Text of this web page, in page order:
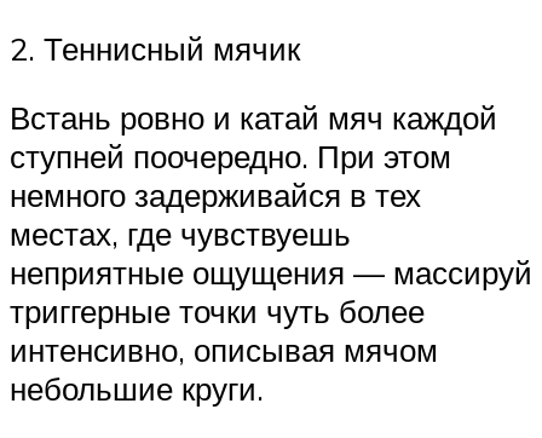
2. Теннисный мячик
Встань ровно и катай мяч каждой
ступней поочередно. При этом
немного задерживайся в тех
местах, где чувствуешь
неприятные ощущения — массируй
триггерные точки чуть более
интенсивно, описывая мячом
небольшие круги.